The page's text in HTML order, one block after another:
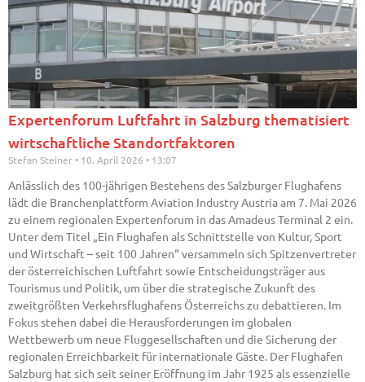
Expertenforum Luftfahrt in Salzburg thematisiert
wirtschaftliche Standortfaktoren
Stefan Steiner 10. April 2026 13:07
Anlässlich des 100-jährigen Bestehens des Salzburger Flughafens
lädt die Branchenplattform Aviation Industry Austria am 7. Mai 2026
zu einem regionalen Expertenforum in das Amadeus Terminal 2 ein.
Unter dem Titel „Ein Flughafen als Schnittstelle von Kultur, Sport
und Wirtschaft – seit 100 Jahren“ versammeln sich Spitzenvertreter
der österreichischen Luftfahrt sowie Entscheidungsträger aus
Tourismus und Politik, um über die strategische Zukunft des
zweitgrößten Verkehrsflughafens Österreichs zu debattieren. Im
Fokus stehen dabei die Herausforderungen im globalen
Wettbewerb um neue Fluggesellschaften und die Sicherung der
regionalen Erreichbarkeit für internationale Gäste. Der Flughafen
Salzburg hat sich seit seiner Eröffnung im Jahr 1925 als essenzielle